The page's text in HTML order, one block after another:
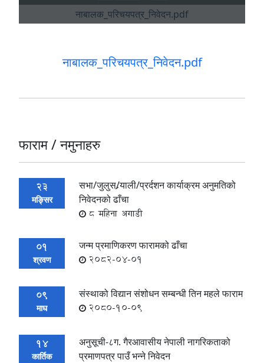
नाबालक_परिचयपत्र_निवेदन.pdf
फाराम / नमुनाहरु
23
मङ्सिर
सभा/जुलुस/र्‍याली/प्रर्दशन कार्याक्रम अनुमतिको
निवेदनको ढाँचा
8 महिना अगाडी
01
श्रवण
जन्म प्रमाणिकरण फारामको ढाँचा
2082-04-01
09
माघ
संस्थाको विद्यान संशोधन सम्बन्धी तिन महले फाराम
2080-10-09
14
कार्तिक
अनुसूची-८ग. गैरआवासीय नेपाली नागरिकताको
प्रमाणपत्र पाउँ भन्ने निवेदन